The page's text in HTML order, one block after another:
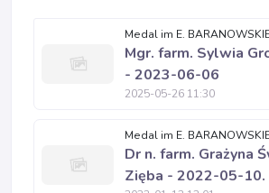
Medal im E.
Mgr. farm. Sylwia
- 2023-06-06
2025-05-26 11:30
Medal im E.
Dr n. farm. Grażyna
Zięba - 2022-05-10.